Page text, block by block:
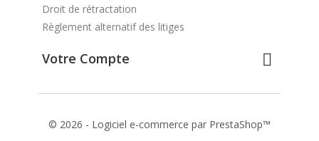
Droit de rétractation
Règlement alternatif des litiges
Votre Compte 
© 2026 - Logiciel e-commerce par PrestaShop™